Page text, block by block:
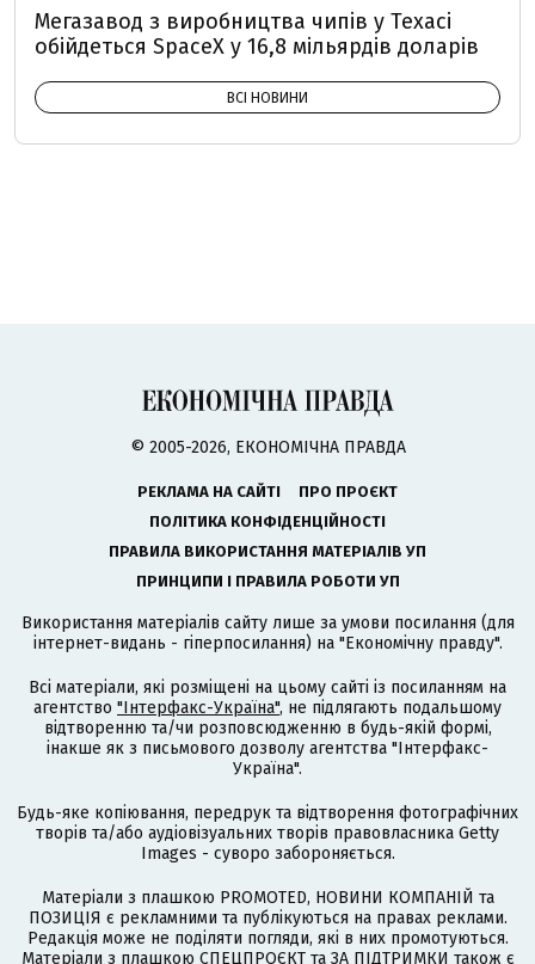
Мегазавод з виробництва чипів у Техасі
обійдеться SpaceX у 16,8 мільярдів доларів
ВСІ НОВИНИ
© 2005-2026, ЕКОНОМІЧНА ПРАВДА
РЕКЛАМА НА САЙТІ
ПРО ПРОЄКТ
ПОЛІТИКА КОНФІДЕНЦІЙНОСТІ
ПРАВИЛА ВИКОРИСТАННЯ МАТЕРІАЛІВ УП
ПРИНЦИПИ І ПРАВИЛА РОБОТИ УП
Використання матеріалів сайту лише за умови посилання (для
інтернет-видань - гіперпосилання) на "Економічну правду".
Всі матеріали, які розміщені на цьому сайті із посиланням на
агентство "Інтерфакс-Україна", не підлягають подальшому
відтворенню та/чи розповсюдженню в будь-якій формі,
інакше як з письмового дозволу агентства "Інтерфакс-
Україна".
Будь-яке копіювання, передрук та відтворення фотографічних
творів та/або аудіовізуальних творів правовласника Getty
Images - суворо забороняється.
Матеріали з плашкою PROMOTED, НОВИНИ КОМПАНІЙ та
ПОЗИЦІЯ є рекламними та публікуються на правах реклами.
Редакція може не поділяти погляди, які в них промотуються.
Матеріали з плашкою СПЕЦПРОЄКТ та ЗА ПІДТРИМКИ також є